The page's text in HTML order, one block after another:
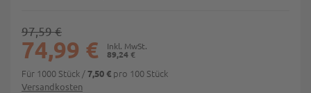
Versandkosten
89,24 €
74,99 €
97,59 €
Für 1000 Stück /7,50 € pro 100 Stück